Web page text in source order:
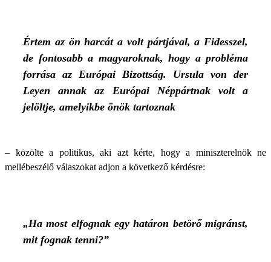
Értem az ön harcát a volt pártjával, a Fidesszel,
de fontosabb a magyaroknak, hogy a probléma
forrása az Európai Bizottság. Ursula von der
Leyen annak az Európai Néppártnak volt a
jelöltje, amelyikbe önök tartoznak
– közölte a politikus, aki azt kérte, hogy a miniszterelnök ne
mellébeszélő válaszokat adjon a következő kérdésre:
„Ha most elfognak egy határon betörő migránst,
mit fognak tenni?”